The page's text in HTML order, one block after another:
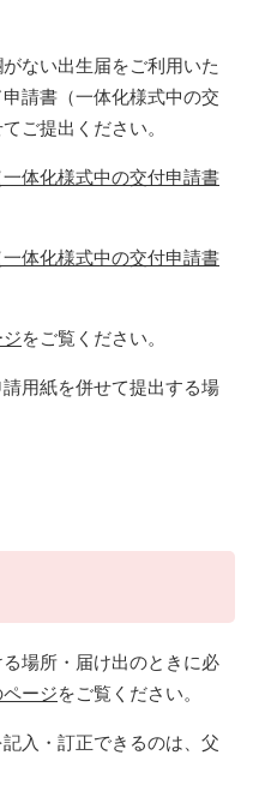
ない出生届をご利用いた
請書（一体化様式中の交
ご提出ください。
体化様式中の交付申請書
体化様式中の交付申請書
をご覧ください。
用紙を併せて提出する場
場所・届け出のときに必
ージをご覧ください。
入・訂正できるのは、父